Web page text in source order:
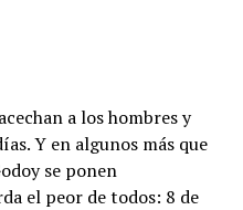
a los hombres y
Y en algunos más que
se ponen
el peor de todos: 8 de